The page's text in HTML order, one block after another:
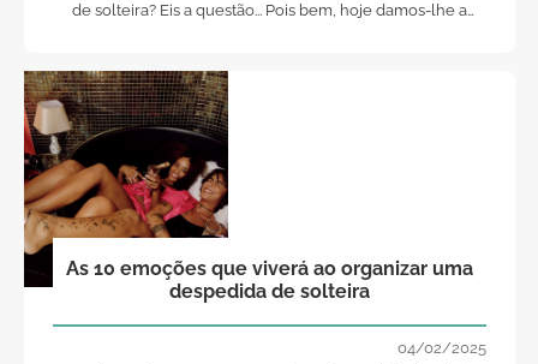
de solteira? Eis a questão... Pois bem, hoje damos-lhe a
As 10 emoções que viverá ao organizar uma
despedida de solteira
04/02/2025